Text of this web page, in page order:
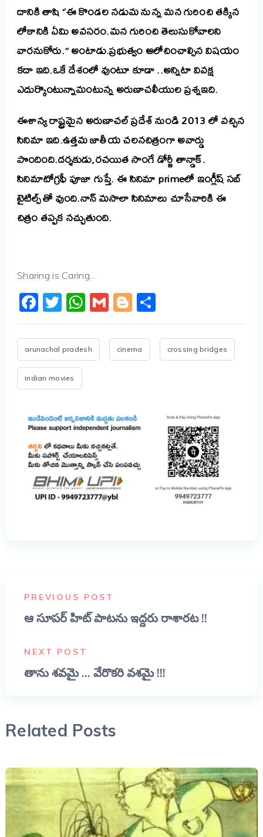
దానికి తాషి ‘’ఈ కొండల నడుమ నున్న మన గురించి తక్కిన
లోకానికి ఏమి అవసరం.మన గురించి తెలుసుకోవాలని
వారనుకోరు.” అంటాడు.ప్రభుత్వం ఆలోచించాల్సిన విషయం
కదా ఇది.ఒకే దేశంలో వుంటూ కూడా ..అన్నిటా వివక్ష
ఎదుర్కొంటున్నామంటున్న అరుణాచలీయుల ప్రశ్నఇది.
ఈశాన్య రాష్ట్రమైన అరుణాచల్ ప్రదేశ్ నుండి 2013 లో వచ్చిన
సినిమా ఇది.ఉత్తమ జాతీయ చలనచిత్రంగా అవార్డు
పొందింది.దర్శకుడు,రచయిత సాంగే డోర్జీ తాన్డాక్.
సినిమాటోగ్రఫీ పూజా గుప్తే.ఈ సినిమా primeలో ఇంగ్లీష్ సబ్
టైటిల్స్ తో వుంది.నాన్ మసాలా సినిమాలు చూసేవారికి ఈ
చిత్రం తప్పక నచ్చుతుంది.
Sharing is Caring...
Facebook
Twitter
WhatsApp
GmailBlogger
Share
arunachal pradesh cinema crossing bridges
indian movies
PREVIOUS POST
ఆ సూపర్ హిట్ పాటను ఇద్దరు రాశారట !!
NEXT POST
తాను శవమై ... వేరొకరి వశమై !!!
Related Posts